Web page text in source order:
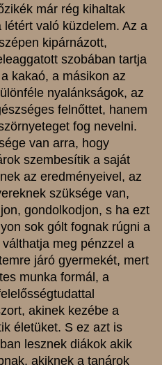
már rég kihaltak
való küzdelem. Az a
kipárnázott,
szobában tartja
kakaó, a másikon az
nyalánkságok, az
felnőttet, hanem
fog nevelni.
van arra, hogy
szembesítik a saját
az eredményeivel, az
szüksége van,
gondolkodjon, s ha ezt
sok gólt fognak rúgni a
meg pénzzel a
járó gyermekét, mert
munka formál, a
akinek kezébe a
életüket. S ez azt is
lesznek diákok akik
akiknek a tanárok